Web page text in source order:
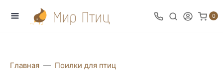
0
Главная
Поилки для птиц